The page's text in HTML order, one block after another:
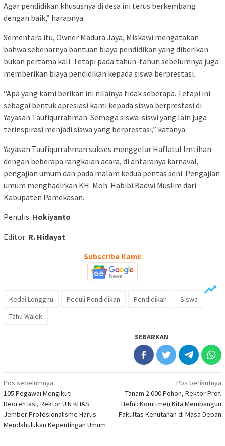
Agar pendidikan khususnya di desa ini terus berkembang
dengan baik,” harapnya.
Sementara itu, Owner Madura Jaya, Miskawi mengatakan
bahwa sebenarnya bantuan biaya pendidikan yang diberikan
bukan pertama kali. Tetapi pada tahun-tahun sebelumnya juga
memberikan biaya pendidikan kepada siswa berprestasi.
“Apa yang kami berikan ini nilainya tidak seberapa. Tetapi ini
sebagai bentuk apresiasi kami kepada siswa berprestasi di
Yayasan Taufiqurrahman. Semoga siswa-siswi yang lain juga
terinspirasi menjadi siswa yang berprestasi,” katanya.
Yayasan Taufiqurrahman sukses menggelar Haflatul Imtihan
dengan beberapa rangkaian acara, di antaranya karnaval,
pengajian umum dan pada malam kedua pentas seni. Pengajian
umum menghadirkan KH. Moh. Habibi Badwi Muslim dari
Kabupaten Pamekasan.
Penulis: Hokiyanto
Editor: R. Hidayat
Subscribe Kami:
Kedai Longghu Peduli Pendidikan Pendidikan
Siswa
Tahu Walek
SEBARKAN
Navigasi
pos
Pos sebelumnya
105 Pegawai Mengikuti
Reorentasi, Rektor UIN KHAS
Jember:Profesionalisme Harus
Mendahulukan Kepentingan Umum
Pos berikutnya
Tanam 2.000 Pohon, Rektor Prof.
Hefni: Komitmen Kita Membangun
Fakultas Kehutanan di Masa Depan